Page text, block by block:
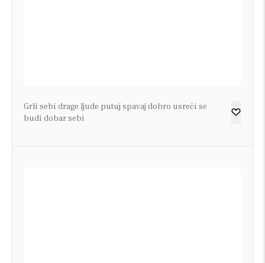
Grli sebi drage ljude putuj spavaj dobro usreći se
budi dobar sebi